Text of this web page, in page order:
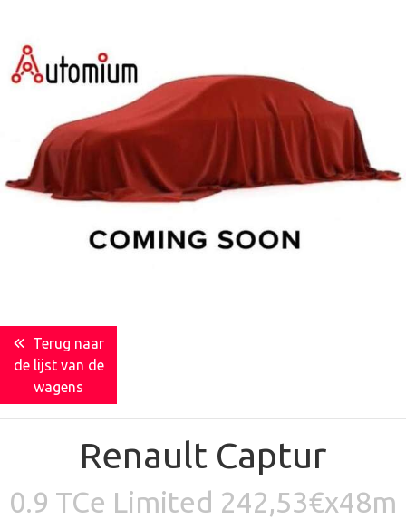
Terug naar
de lijst van de
wagens
Renault Captur
0.9 TCe Limited 242,53€x48m